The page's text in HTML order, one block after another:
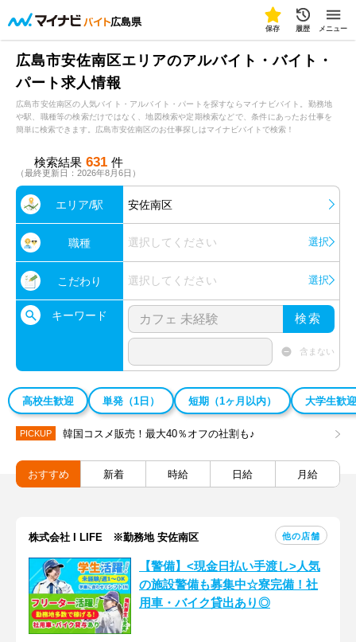
広島県
保存 履歴 メニュー
広島市安佐南区エリアのアルバイト・バイト・
パート求人情報
広島市安佐南区の人気バイト・アルバイト・パートを探すならマイナビバイト。勤務地
や駅、職種等の検索だけではなく、地図検索や定期検索などで、条件にあったお仕事を
簡単に検索できます。広島市安佐南区のお仕事探しはマイナビバイトで検索！
検索結果 631 件
（最終更新日：2026年8月6日）
エリア/駅 安佐南区
職種 選択してください 選択
こだわり 選択してください 選択
キーワード 検索
含まない
高校生歓迎 単発（1日） 短期（1ヶ月以内） 大学生歓迎
PICKUP 韓国コスメ販売！最大40％オフの社割も♪
おすすめ 新着 時給 日給 月給
株式会社 I LIFE ※勤務地 安佐南区 他の店舗
【警備】<現金日払い手渡し>人気
の施設警備も募集中☆寮完備！社
用車・バイク貸出あり◎